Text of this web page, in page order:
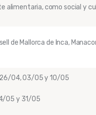
alimentaria, como social y
de Mallorca de Inca,
04, 03/05 y 10/05
05 y 31/05